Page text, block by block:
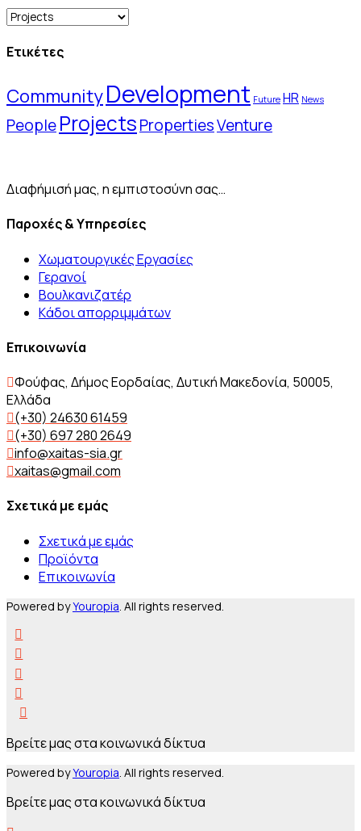
Kατηγορίες
Ετικέτες
CommunityDevelopment Future HR News
PeopleProjectsPropertiesVenture
Διαφήμισή μας, η εμπιστοσύνη σας…
Παροχές & Υπηρεσίες
Χωματουργικές Εργασίες
Γερανοί
Βουλκανιζατέρ
Kάδοι απορριμμάτων
Επικοινωνία
Φούφας, Δήμος Εορδαίας, Δυτική Μακεδονία, 50005,
Ελλάδα
(+30) 24630 61459
(+30) 697 280 2649
info@xaitas-sia.gr
xaitas@gmail.com
Σχετικά με εμάς
Σχετικά με εμάς
Προϊόντα
Επικοινωνία
Powered byYouropia . All rights reserved.
Βρείτε μας στα κοινωνικά δίκτυα
Powered byYouropia. All rights reserved.
Βρείτε μας στα κοινωνικά δίκτυα